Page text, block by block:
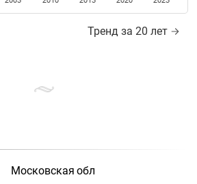
Тренд за 20 лет
Московская обл